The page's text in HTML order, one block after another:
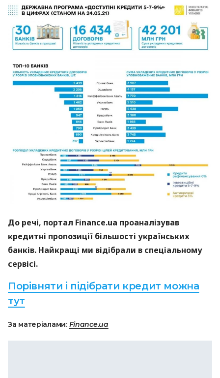
До речі, портал Finance.ua проаналізував
кредитні пропозиції більшості українських
банків. Найкращі ми відібрали в спеціальному
сервісі.
Порівняти і підібрати кредит можна
тут
За матеріалами: Finance.ua